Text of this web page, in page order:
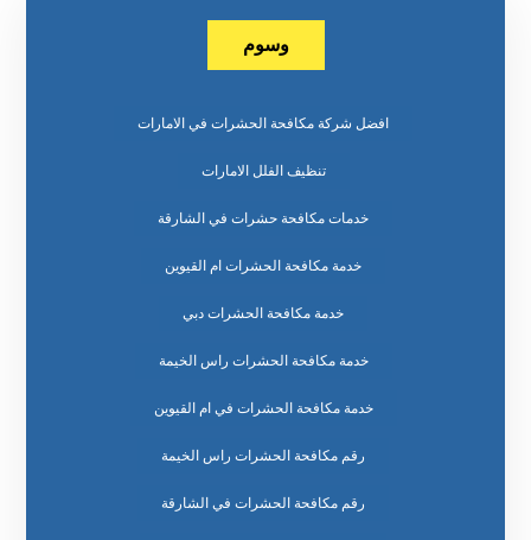
وسوم
افضل شركة مكافحة الحشرات في الامارات
تنظيف الفلل الامارات
خدمات مكافحة حشرات في الشارقة
خدمة مكافحة الحشرات ام القيوين
خدمة مكافحة الحشرات دبي
خدمة مكافحة الحشرات راس الخيمة
خدمة مكافحة الحشرات في ام القيوين
رقم مكافحة الحشرات راس الخيمة
رقم مكافحة الحشرات في الشارقة